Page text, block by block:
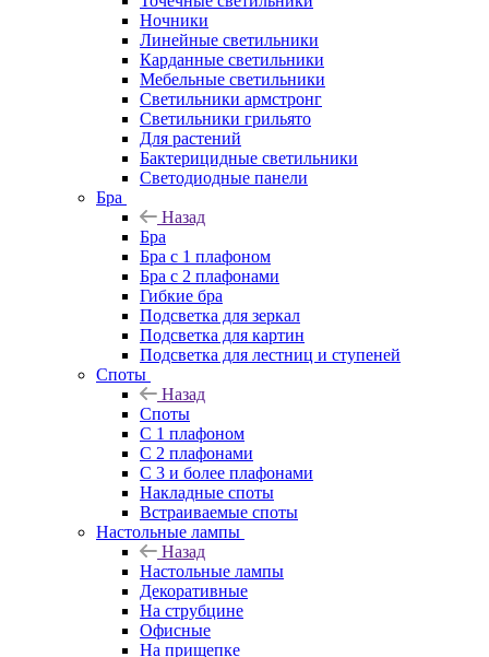
Ночники
Линейные светильники
Карданные светильники
Мебельные светильники
Светильники армстронг
Светильники грильято
Для растений
Бактерицидные светильники
Светодиодные панели
Бра
Назад
Бра
Бра с 1 плафоном
Бра с 2 плафонами
Гибкие бра
Подсветка для зеркал
Подсветка для картин
Подсветка для лестниц и ступеней
Споты
Назад
Споты
С 1 плафоном
С 2 плафонами
С 3 и более плафонами
Накладные споты
Встраиваемые споты
Настольные лампы
Назад
Настольные лампы
Декоративные
На струбцине
Офисные
На прищепке